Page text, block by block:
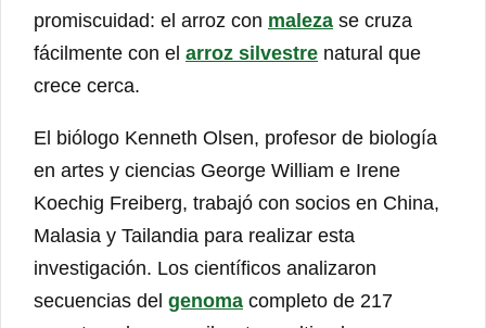
promiscuidad: el arroz con maleza se cruza
fácilmente con el arroz silvestre natural que
crece cerca.
El biólogo Kenneth Olsen, profesor de biología
en artes y ciencias George William e Irene
Koechig Freiberg, trabajó con socios en China,
Malasia y Tailandia para realizar esta
investigación. Los científicos analizaron
secuencias del genoma completo de 217